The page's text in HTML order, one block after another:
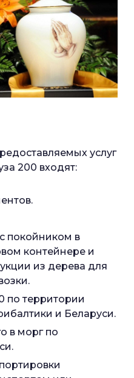
услуг
200 входят:
покойником в
контейнере и
из дерева для
по территории
и Беларуси.
в морг по